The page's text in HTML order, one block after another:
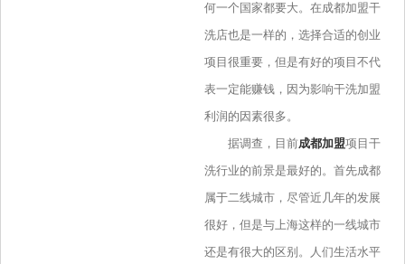
何一个国家都要大。在成都加盟干
洗店也是一样的，选择合适的创业
项目很重要，但是有好的项目不代
表一定能赚钱，因为影响干洗加盟
利润的因素很多。
据调查，目前成都加盟项目干
洗行业的前景是最好的。首先成都
属于二线城市，尽管近几年的发展
很好，但是与上海这样的一线城市
还是有很大的区别。人们生活水平